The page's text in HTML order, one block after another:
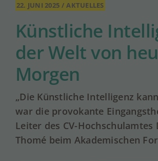
22. JUNI 2025 / AKTUELLES
Künstliche
der Welt von
Morgen
„Die Künstliche Intelligenz
war die provokante
Leiter des CV-
Thomé beim Akademischen